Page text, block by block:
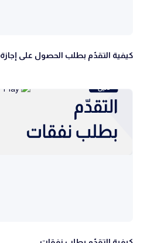
كيفية التقدّم بطلب الحصول على إجازة